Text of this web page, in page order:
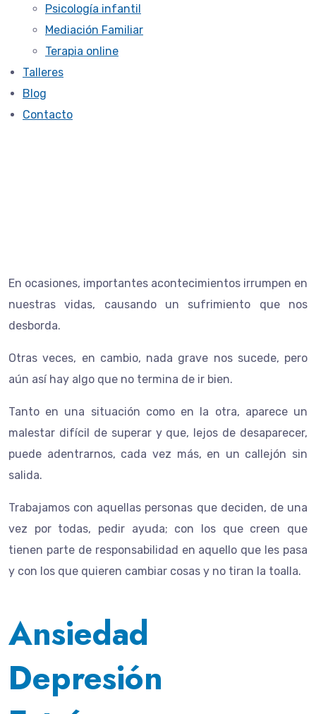
Psicología infantil
Mediación Familiar
Terapia online
Talleres
Blog
Contacto
En ocasiones, importantes acontecimientos irrumpen en
nuestras vidas, causando un sufrimiento que nos
desborda.
Otras veces, en cambio, nada grave nos sucede, pero
aún así hay algo que no termina de ir bien.
Tanto en una situación como en la otra, aparece un
malestar difícil de superar y que, lejos de desaparecer,
puede adentrarnos, cada vez más, en un callejón sin
salida.
Trabajamos con aquellas personas que deciden, de una
vez por todas, pedir ayuda; con los que creen que
tienen parte de responsabilidad en aquello que les pasa
y con los que quieren cambiar cosas y no tiran la toalla.
Ansiedad
Depresión